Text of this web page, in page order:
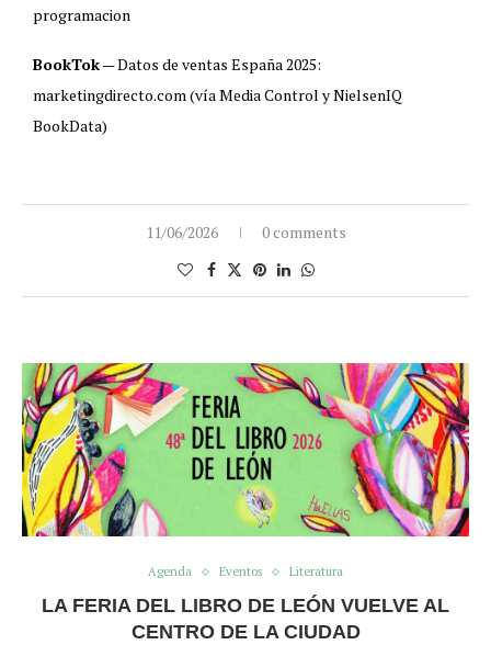
programacion
BookTok— Datos de ventas España 2025:
marketingdirecto.com (vía Media Control y NielsenIQ
BookData)
11/06/2026 0 comments
Agenda Eventos Literatura
LA FERIA DEL LIBRO DE LEÓN VUELVE AL
CENTRO DE LA CIUDAD